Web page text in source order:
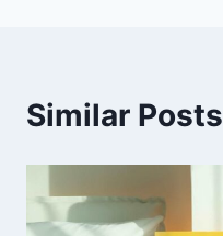
Similar Posts